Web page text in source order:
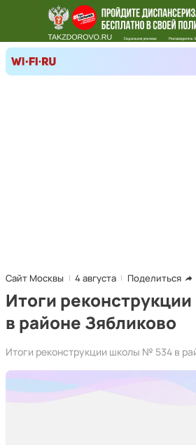
Сайт Москвы 4 августа Поделиться
Итоги
в районе Зябликово
Итоги реконструкции школы № 534 в